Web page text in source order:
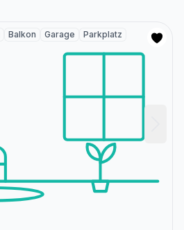
Balkon Garage
Parkplatz